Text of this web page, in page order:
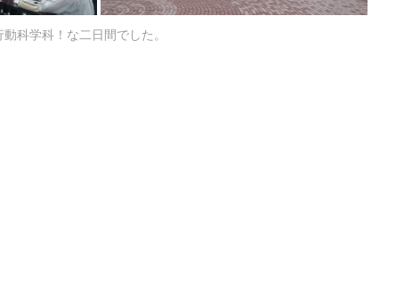
科学科！な二日間でした。